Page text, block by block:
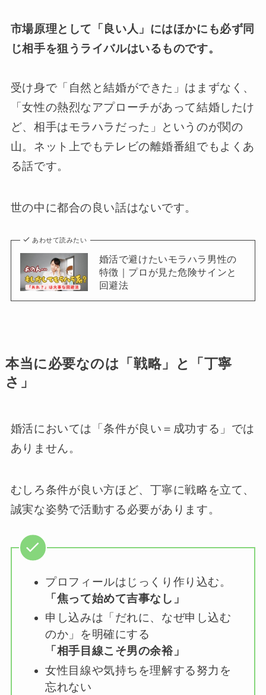
市場原理として「良い人」にはほかにも必ず同
じ相手を狙うライバルはいるものです。
受け身で「自然と結婚ができた」はまずなく、
「女性の熱烈なアプローチがあって結婚したけ
ど、相手はモラハラだった」というのが関の
山。ネット上でもテレビの離婚番組でもよくあ
る話です。
世の中に都合の良い話はないです。
あわせて読みたい
婚活で避けたいモラハラ男性の
特徴｜プロが見た危険サインと
回避法
本当に必要なのは「戦略」と「丁寧
さ」
婚活においては「条件が良い＝成功する」では
ありません。
むしろ条件が良い方ほど、丁寧に戦略を立て、
誠実な姿勢で活動する必要があります。
プロフィールはじっくり作り込む。
「焦って始めて吉事なし」
申し込みは「だれに、なぜ申し込む
のか」を明確にする
「相手目線こそ男の余裕」
女性目線や気持ちを理解する努力を
忘れない